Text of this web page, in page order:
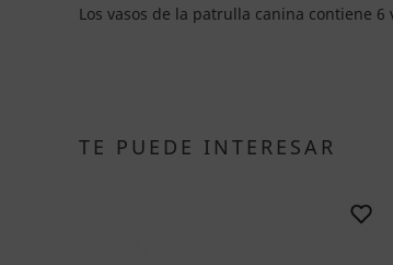
Los vasos de la patrulla canina contiene
TE PUEDE INTERESAR